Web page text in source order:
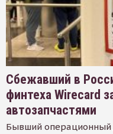
Сбежавший в
финтеха Wirecard
автозапчастями
Бывший операционный